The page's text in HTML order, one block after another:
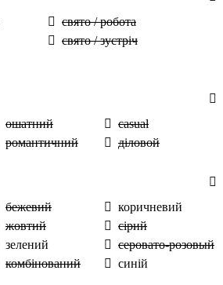
свято / робота
свято / зустріч
ошатний
романтичний
casual
діловой
бежевий
жовтий
зелений
комбінований
коричневий
сірий
серовато-розовый
синій